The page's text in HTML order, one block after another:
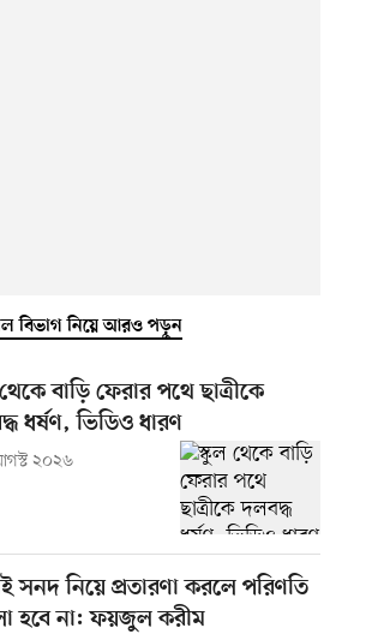
বিভাগ নিয়ে আরও পড়ুন
বাড়ি ফেরার পথে ছাত্রীকে
ধর্ষণ, ভিডিও ধারণ
২০২৬
সনদ নিয়ে প্রতারণা করলে পরিণতি
হবে না: ফয়জুল করীম